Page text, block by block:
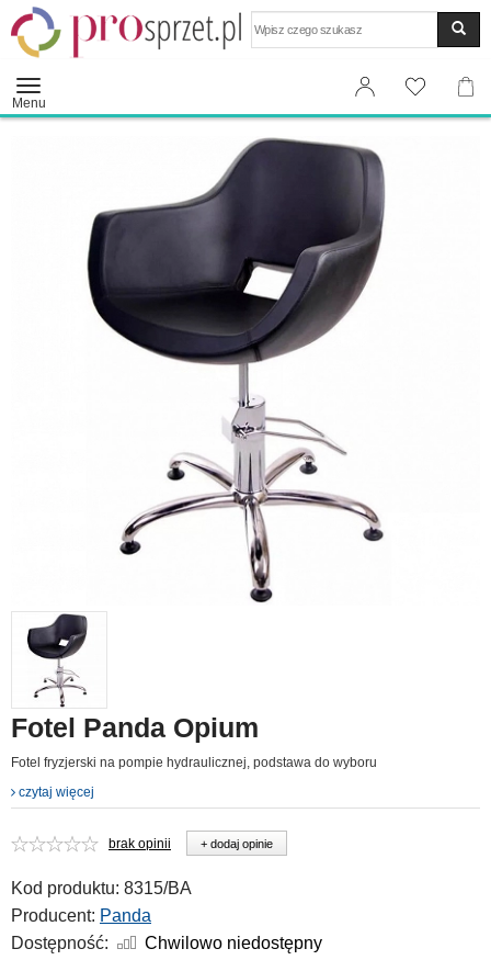
Menu
Fotel Panda Opium
Fotel fryzjerski na pompie hydraulicznej, podstawa do wyboru
czytaj więcej
brak opinii + dodaj opinie
Kod produktu: 8315/BA
Producent: Panda
Dostępność:
Chwilowo niedostępny